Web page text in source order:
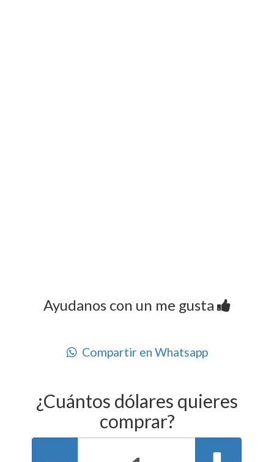
Ayudanos con un me gusta
Compartir en Whatsapp
¿Cuántos dólares quieres
comprar?